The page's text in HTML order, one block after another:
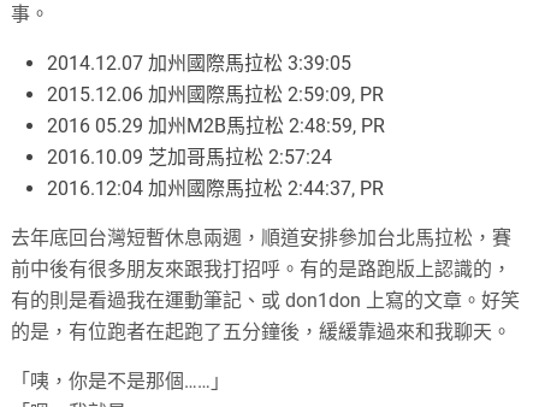
事。
2014.12.07 加州國際馬拉松 3:39:05
2015.12.06 加州國際馬拉松 2:59:09, PR
2016 05.29 加州M2B馬拉松 2:48:59, PR
2016.10.09 芝加哥馬拉松 2:57:24
2016.12:04 加州國際馬拉松 2:44:37, PR
去年底回台灣短暫休息兩週，順道安排參加台北馬拉松，賽
前中後有很多朋友來跟我打招呼。有的是路跑版上認識的，
有的則是看過我在運動筆記、或 don1don 上寫的文章。好笑
的是，有位跑者在起跑了五分鐘後，緩緩靠過來和我聊天。
「咦，你是不是那個……」